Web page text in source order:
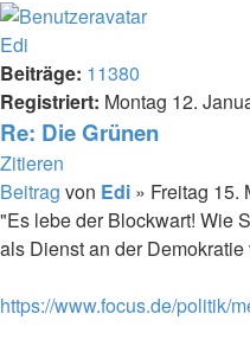
Edi
Beiträge: 11380
Registriert: Montag 12.
Re: Die Grünen
Zitieren
Beitrag von Edi » Freitag 15.
"Es lebe der Blockwart! Wie
als Dienst an der Demokratie
https://www.focus.de/politik/